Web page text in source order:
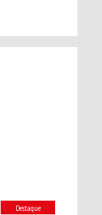
Destaque